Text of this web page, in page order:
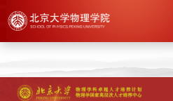
快速导航